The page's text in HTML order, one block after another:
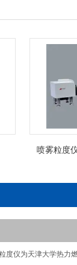
喷雾粒度